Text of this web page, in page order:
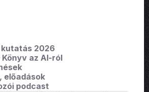
2026
Könyv az AI-ról
előadások
podcast